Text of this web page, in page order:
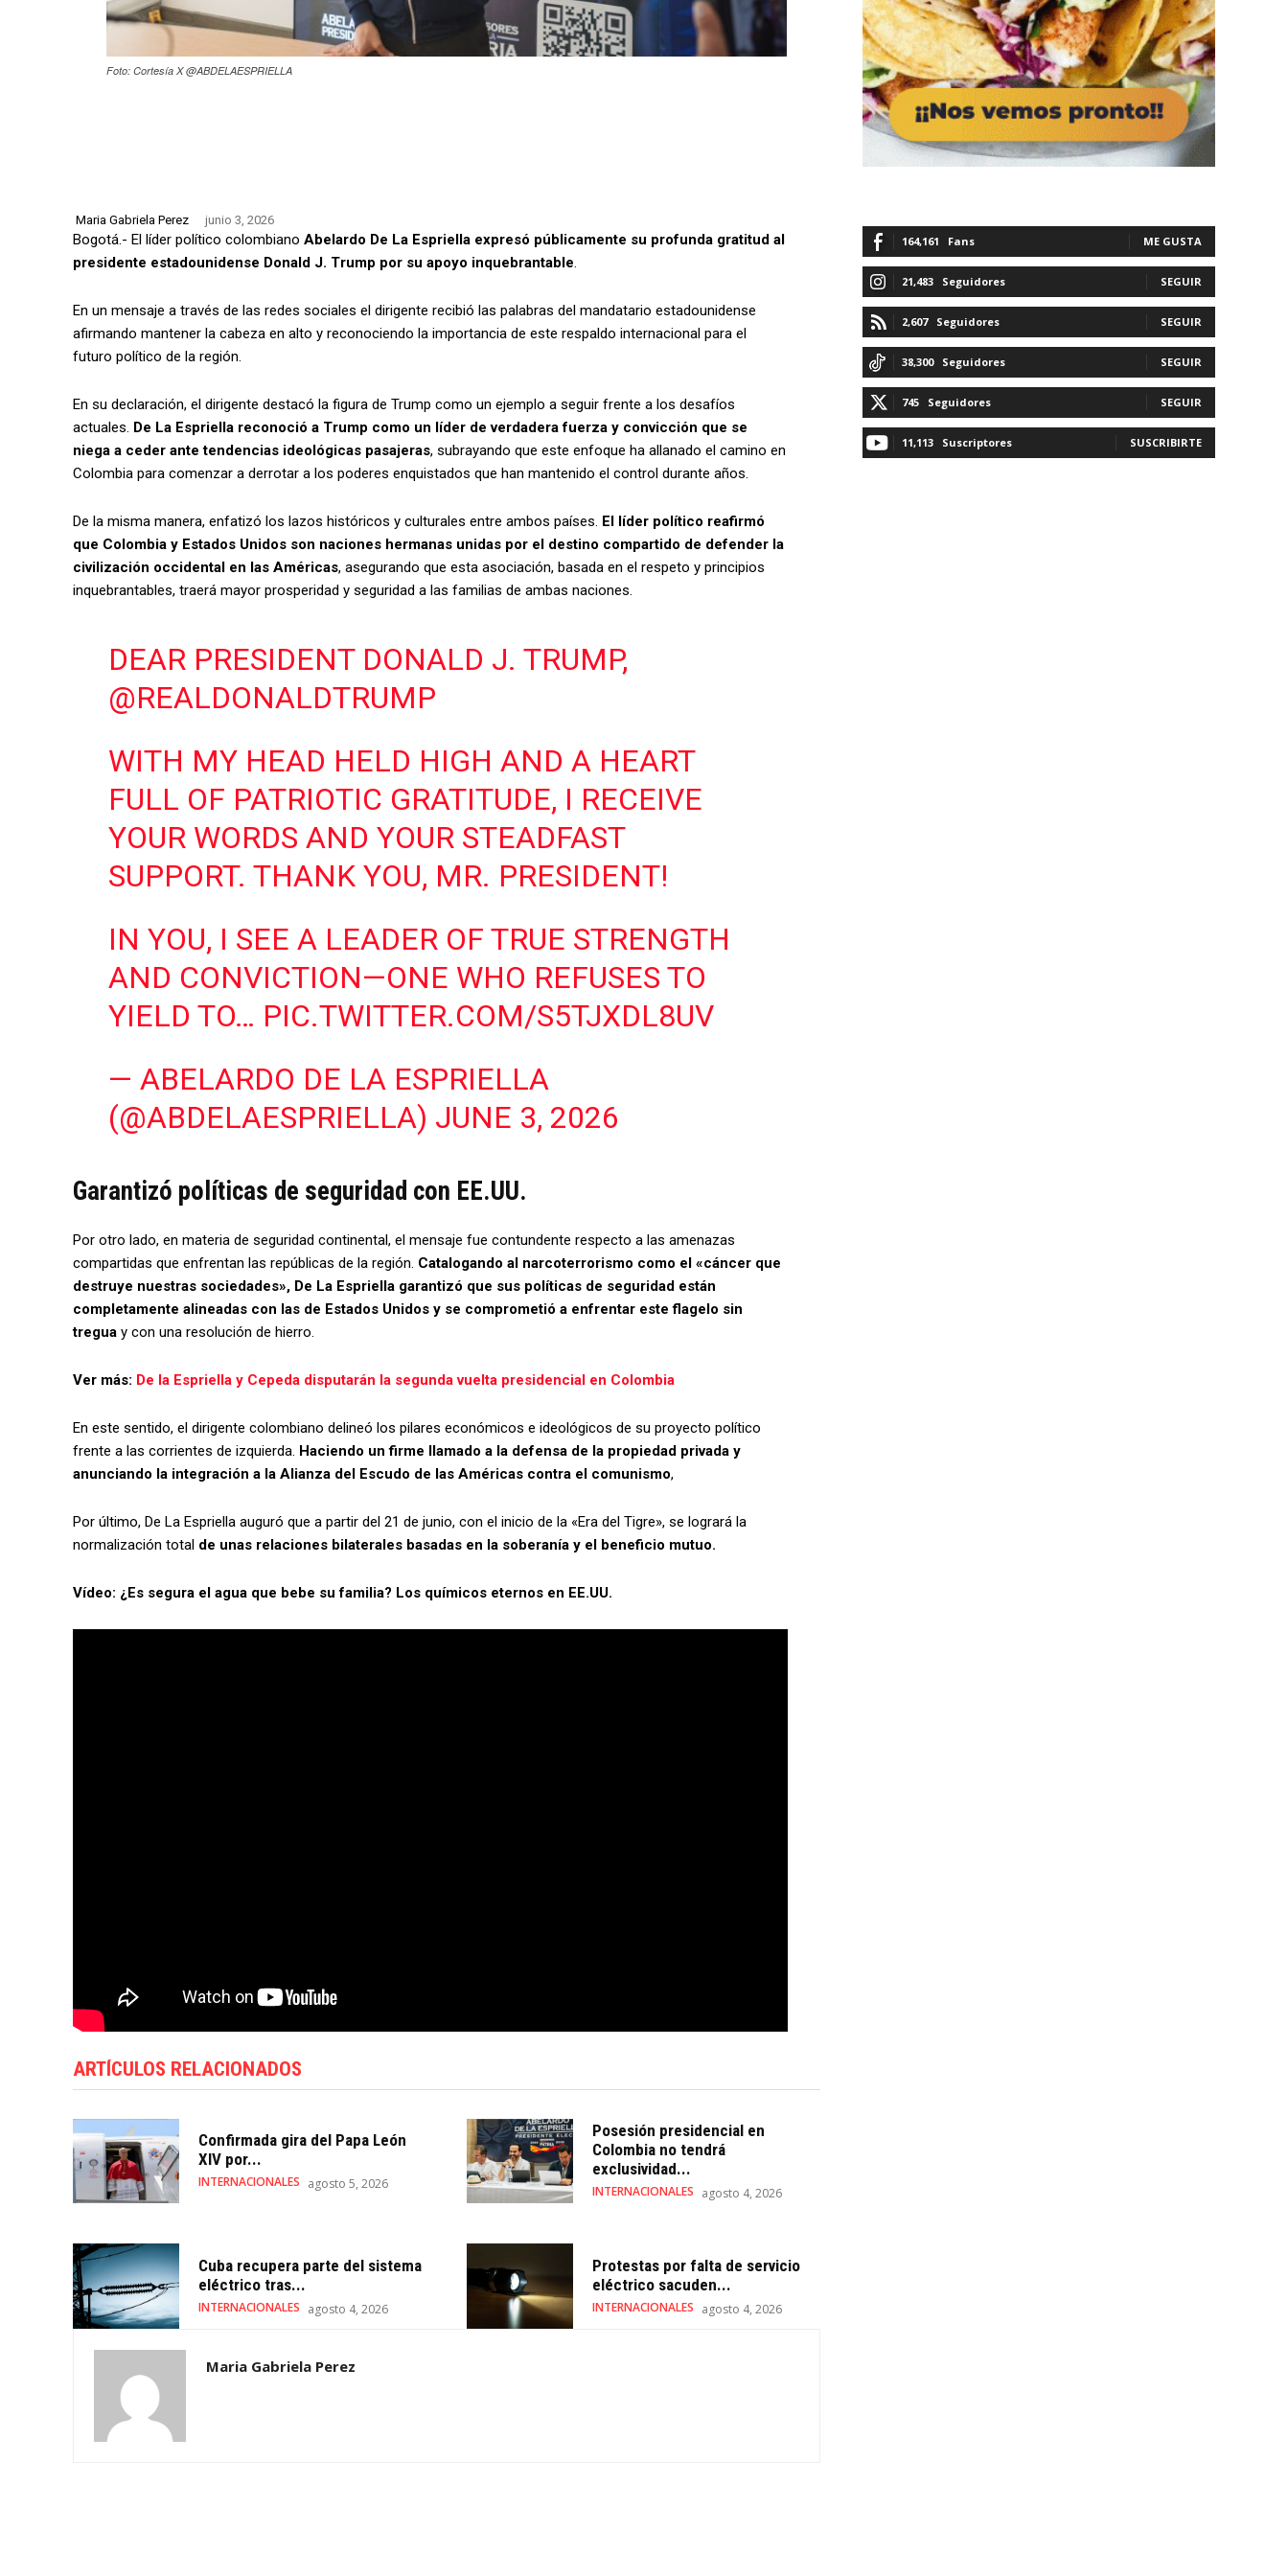
Foto: Cortesía X @ABDELAESPRIELLA
Maria Gabriela Perez junio 3, 2026
Bogotá.- El líder político colombiano Abelardo De La Espriella expresó públicamente su profunda gratitud al
presidente estadounidense Donald J. Trump por su apoyo inquebrantable.
En un mensaje a través de las redes sociales el dirigente recibió las palabras del mandatario estadounidense
afirmando mantener la cabeza en alto y reconociendo la importancia de este respaldo internacional para el
futuro político de la región.
En su declaración, el dirigente destacó la figura de Trump como un ejemplo a seguir frente a los desafíos
actuales. De La Espriella reconoció a Trump como un líder de verdadera fuerza y convicción que se
niega a ceder ante tendencias ideológicas pasajeras, subrayando que este enfoque ha allanado el camino en
Colombia para comenzar a derrotar a los poderes enquistados que han mantenido el control durante años.
De la misma manera, enfatizó los lazos históricos y culturales entre ambos países. El líder político reafirmó
que Colombia y Estados Unidos son naciones hermanas unidas por el destino compartido de defender la
civilización occidental en las Américas, asegurando que esta asociación, basada en el respeto y principios
inquebrantables, traerá mayor prosperidad y seguridad a las familias de ambas naciones.
DEAR PRESIDENT DONALD J. TRUMP,
@REALDONALDTRUMP
WITH MY HEAD HELD HIGH AND A HEART
FULL OF PATRIOTIC GRATITUDE, I RECEIVE
YOUR WORDS AND YOUR STEADFAST
SUPPORT. THANK YOU, MR. PRESIDENT!
IN YOU, I SEE A LEADER OF TRUE STRENGTH
AND CONVICTION—ONE WHO REFUSES TO
YIELD TO… PIC.TWITTER.COM/S5TJXDL8UV
— ABELARDO DE LA ESPRIELLA
(@ABDELAESPRIELLA) JUNE 3, 2026
Garantizó políticas de seguridad con EE.UU.
Por otro lado, en materia de seguridad continental, el mensaje fue contundente respecto a las amenazas
compartidas que enfrentan las repúblicas de la región. Catalogando al narcoterrorismo como el «cáncer que
destruye nuestras sociedades», De La Espriella garantizó que sus políticas de seguridad están
completamente alineadas con las de Estados Unidos y se comprometió a enfrentar este flagelo sin
tregua y con una resolución de hierro.
Ver más: De la Espriella y Cepeda disputarán la segunda vuelta presidencial en Colombia
En este sentido, el dirigente colombiano delineó los pilares económicos e ideológicos de su proyecto político
frente a las corrientes de izquierda. Haciendo un firme llamado a la defensa de la propiedad privada y
anunciando la integración a la Alianza del Escudo de las Américas contra el comunismo,
Por último, De La Espriella auguró que a partir del 21 de junio, con el inicio de la «Era del Tigre», se logrará la
normalización total de unas relaciones bilaterales basadas en la soberanía y el beneficio mutuo.
Vídeo: ¿Es segura el agua que bebe su familia? Los químicos eternos en EE.UU.
ARTÍCULOS RELACIONADOS
Confirmada gira del Papa León
XIV por...
INTERNACIONALES agosto 5, 2026
Posesión presidencial en
Colombia no tendrá
exclusividad...
INTERNACIONALES agosto 4, 2026
Cuba recupera parte del sistema
eléctrico tras...
INTERNACIONALES agosto 4, 2026
Protestas por falta de servicio
eléctrico sacuden...
INTERNACIONALES agosto 4, 2026
Maria Gabriela Perez
164,161 Fans ME GUSTA
21,483 Seguidores SEGUIR
2,607 Seguidores SEGUIR
38,300 Seguidores SEGUIR
745 Seguidores SEGUIR
11,113 Suscriptores SUSCRIBIRTE